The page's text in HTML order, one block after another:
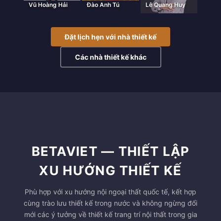
Vũ Hoàng Hải Đào Anh Tú Lê Quang Huy
Đặt lịch hẹn với nhà thiết kế
Các nhà thiết kế khác
BETAVIET — THIẾT LẬP
XU HƯỚNG THIẾT KẾ
Phù hợp với xu hướng nội ngoại thất quốc tế, kết hợp
cùng trào lưu thiết kế trong nước và không ngừng đổi
mới các ý tưởng về thiết kế trang trí nội thất trong gia